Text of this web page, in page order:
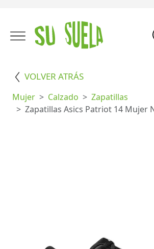
VOLVER ATRÁS
Mujer Calzado
Zapatillas
Zapatillas Asics Patriot 14 Mujer